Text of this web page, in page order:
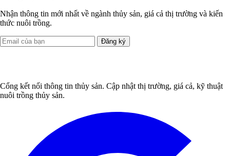
Nhận thông tin mới nhất về ngành thủy sản, giá cả thị trường và kiến
thức nuôi trồng.
Đăng ký
Cổng kết nối thông tin thủy sản. Cập nhật thị trường, giá cả, kỹ thuật
nuôi trồng thủy sản.